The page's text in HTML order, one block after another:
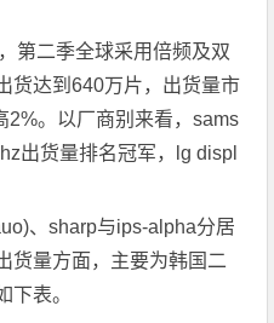
第二季全球采用倍频及双
货达到640万片，出货量市
2%。以厂商别来看，sams
出货量排名冠军，lg displ
、sharp与ips-alpha分居
货量方面，主要为韩国二
下表。